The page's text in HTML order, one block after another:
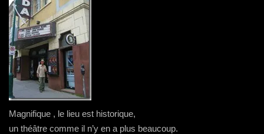
Magnifique , le lieu est historique,
un théâtre comme il n’y en a plus beaucoup.